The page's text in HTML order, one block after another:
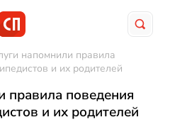
напомнили правила
и их родителей
правила поведения
и их родителей